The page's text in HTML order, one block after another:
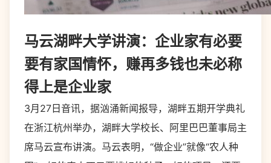
马云湖畔大学讲演：企业家有必要
要有家国情怀，赚再多钱也未必称
得上是企业家
3月27日音讯，据汹涌新闻报导，湖畔五期开学典礼
在浙江杭州举办，湖畔大学校长、阿里巴巴董事局主
席马云宣布讲演。马云表明，“做企业”就像“农人种